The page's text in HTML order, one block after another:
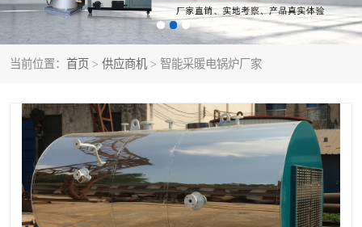
当前位置： 首页 > 供应商机 > 智能采暖电锅炉厂家